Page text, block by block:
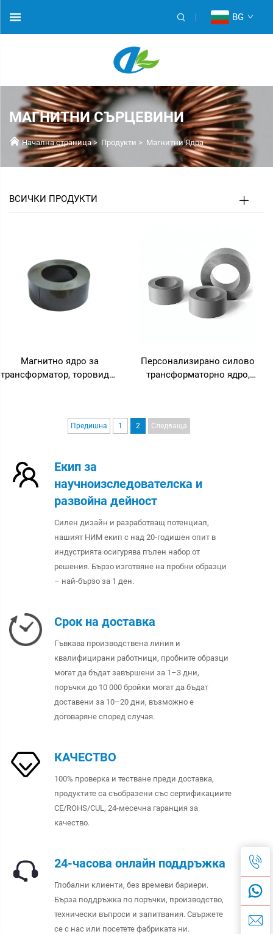
BG
МАГНИТНИ СЪРЦЕВИНИ
Начална страница> Продукти > Магнитни Ядра
ВСИЧКИ ПРОДУКТИ
Магнитно ядро за
трансформатор, торовиден
Персонализирано силово
трансформаторно ядро,
Предишна 1 2 Следваща
Екип за
научноизследователска и
развойна дейност
Силен дизайн и разработващ потенциал,
нашият НИМ екип с над 20-годишен опит в
индустрията осигурява пълен набор от
решения. Бързо изготвяне на пробни образци
– най-бързо за 1 ден.
Срок на доставка
Гъвкава производствена линия и
квалифицирани работници, пробните образци
могат да бъдат завършени за 1–3 дни,
поръчки до 10 000 бройки могат да бъдат
доставени за 10–20 дни, възможно е
договаряне според случая.
КАЧЕСТВО
100% проверка и тестване преди доставка,
продуктите са съобразени със сертификациите
CE/ROHS/CUL, 24-месечна гаранция за
качество.
24-часова онлайн поддръжка
Глобални клиенти, без времеви бариери.
Бърза поддръжка по поръчки, производство,
технически въпроси и запитвания. Свържете
се с нас или посетете фабриката ни.